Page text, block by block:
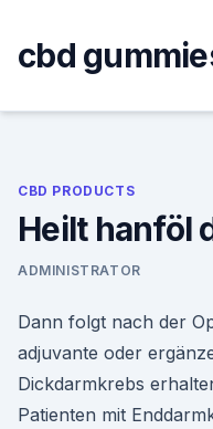
content
cbd
CBD PRODUCTS
Heilt hanföl
ADMINISTRATOR
Dann folgt nach der
adjuvante oder
Dickdarmkrebs
Patienten mit